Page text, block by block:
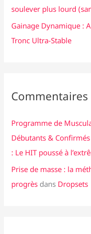
soulever plus lourd
Gainage Dynamique :
Tronc Ultra-Stable
Programme de
Débutants &
: Le HIT poussé à
Prise de masse : la
progrès dans Dropsets